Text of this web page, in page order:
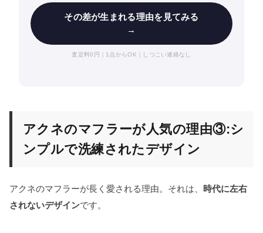
その差が生まれる理由を見てみる
→
査定料0円｜1点からOK｜しつこい連絡なし
アクネのマフラーが人気の理由③:シ
ンプルで洗練されたデザイン
アクネのマフラーが長く愛される理由。それは、 時代に左右
されないデザインです。